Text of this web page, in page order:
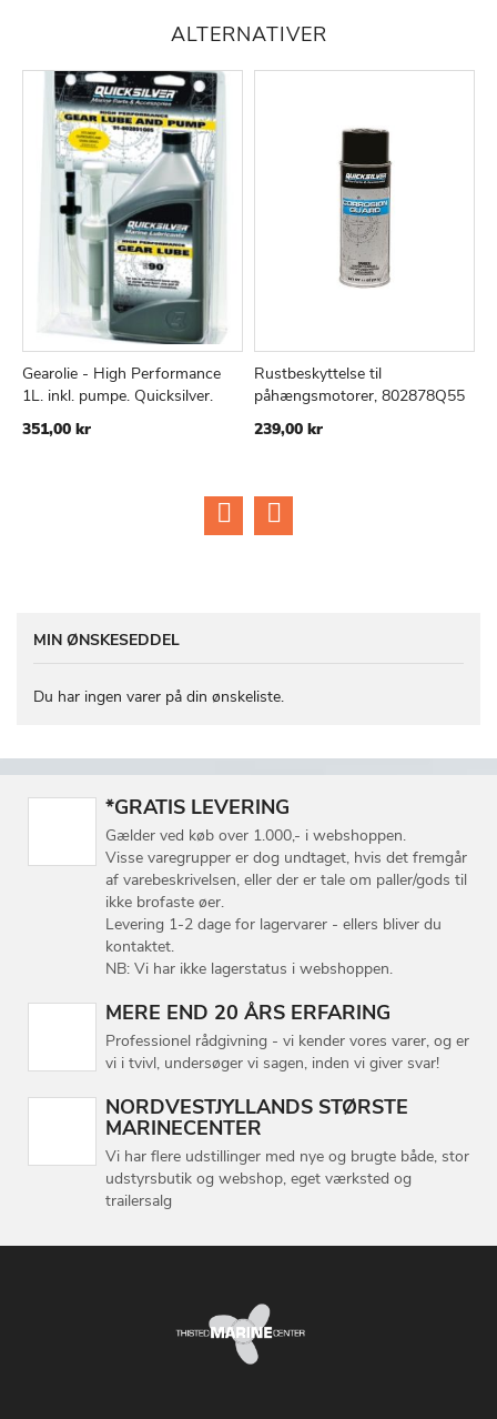
ALTERNATIVER
Læg i kurv
TILFØJSAMMENLIGN
Gearolie - High Performance
1L. inkl. pumpe. Quicksilver.
351,00 kr
Læg i kurv
TILFØJ
Rustbeskyttelse til
påhængsmotorer, 802878Q55
239,00 kr
MIN ØNSKESEDDEL
Du har ingen varer på din ønskeliste.
*GRATIS LEVERING
Gælder ved køb over 1.000,- i webshoppen.
Visse varegrupper er dog undtaget, hvis det fremgår
af varebeskrivelsen, eller der er tale om paller/gods til
ikke brofaste øer.
Levering 1-2 dage for lagervarer - ellers bliver du
kontaktet.
NB: Vi har ikke lagerstatus i webshoppen.
MERE END 20 ÅRS ERFARING
Professionel rådgivning - vi kender vores varer, og er
vi i tvivl, undersøger vi sagen, inden vi giver svar!
NORDVESTJYLLANDS STØRSTE
MARINECENTER
Vi har flere udstillinger med nye og brugte både, stor
udstyrsbutik og webshop, eget værksted og
trailersalg